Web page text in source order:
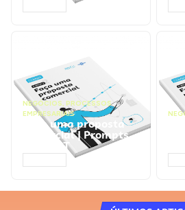
NEGÓCIOS, PROCESSOS
EMPRESARIAIS
Faça uma proposta
comercial | Prompts
ChatGPT